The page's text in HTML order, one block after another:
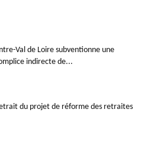
Val de Loire subventionne une
indirecte de...
du projet de réforme des retraites